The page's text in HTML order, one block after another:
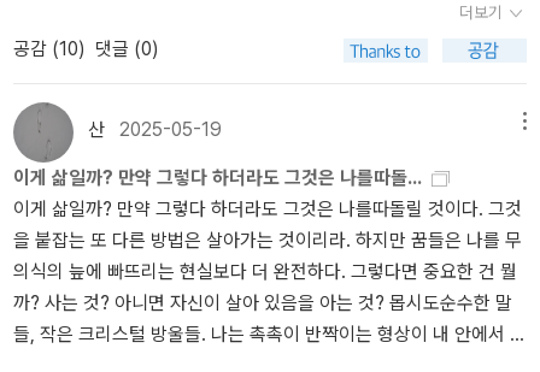
인원 많지도 적지도 않은 인원들이 함께 즐기기 좋은 대회다. 그렇게
다시 숙소까지 돌아오는 길에 문득 어제 읽은 책들이 아니, 작가들이
감격처럼 울컥 치밀어 올라왔다. 2.세 편 가운데 두편은 대회를 마치
고 올라와 단골 식당에서 읽어낸다. 저자의 작품들 간의 관계 지도를
가늠할 수 있는 나침반같은 역할도 해 준다. 이미 읽은 <별의 시간>
그리고 이 책을 덮고나서 찰나를 다룬 <아구아 비바>를 곧 이어서 읽
다. 그리고 <세상의 발견> 역시 이렇게 읽어내어야 하는 무게감을 동
시에 느끼게 된다. 한 번이 아니라 열 번, 아니 백 번을 읽어내도 새로
울 텍스트들이다.싶다.3.어쩌면 정말 무서운 책들이다. 칼날같은, 칼
끝을 부여잡을 수밖에 없는 책들이다. 그 서슬퍼런 날에 이미 베여 피
가 흐르고 있는지도 모를 작가들이다. 피와 살, 내장감각과 몸으로 써
들었어. 소개글을 번갈아 읽은 셈이야. 단 두 권. 책 사이에 간지처럼
접힌 두 작가의 글과 책 뒤 번역자의 글들. 말을 맞춘 것인가. 애써 주
저자를 닮으려 애쓴 티를 팍팍낸 것인가. 도무지 모르겠어. 그야 당신
들 생각이고.그러면서도 내게 다가오는 것은 쉬운 일이 아니구나.몸
차려야겠어. 몸매무시부터 조심해야겠구나.이런 조심과 주의가 교차
해야할 것같은 느낌.<세상의 발견>은 사후작이니 일단 독서대에 두
자. 굳이 먼저 읽을 필요는 없지. 조금씩 가자구.<닭과 달걀>의 첫편.
그래 이 제목이야. 그런데 이 한편만으로도 알겠어. 무슨 말을 할지.
예를 들어 닭이 낳는 달걀이란 행위를 눈치채는 순간, 그 닭은 닭이 아
니야. 죽을 때까지 의식못하는 게 닭이야. 그치. 그러다가 나머지 책이
다 도착했다고 해.그래 읽었어. 첫 대목을 <G.H에 따른 수난> 로지
더보기
공감 (10) 댓글 (0)
산 2025-05-19
이게 삶일까? 만약 그렇다 하더라도 그것은 나를따돌...
이게 삶일까? 만약 그렇다 하더라도 그것은 나를따돌릴 것이다. 그것
을 붙잡는 또 다른 방법은 살아가는 것이리라. 하지만 꿈들은 나를 무
의식의 늪에 빠뜨리는 현실보다 더 완전하다. 그렇다면 중요한 건 뭘
까? 사는 것? 아니면 자신이 살아 있음을 아는 것? 몹시도순수한 말
들, 작은 크리스털 방울들. 나는 촉촉이 반짝이는 형상이 내 안에서 뒹